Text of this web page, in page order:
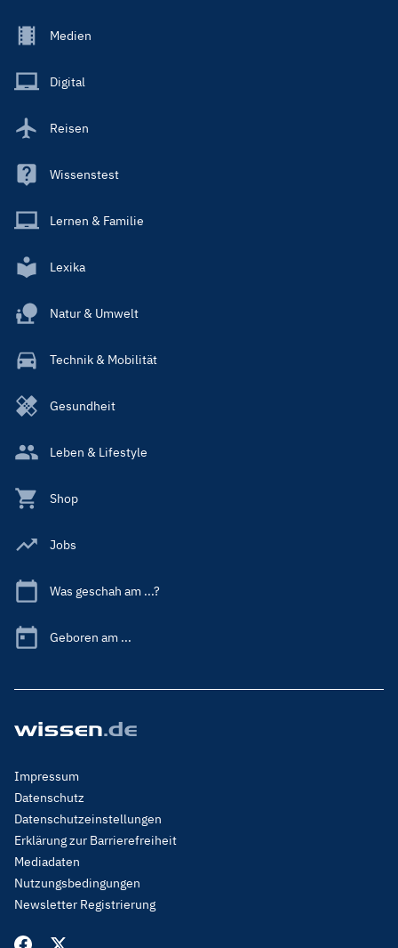
Footer
Main
Medien
Digital
Reisen
Wissenstest
Lernen & Familie
Lexika
Natur & Umwelt
Technik & Mobilität
Gesundheit
Leben & Lifestyle
Shop
Jobs
Was geschah am ...?
Geboren am ...
Footer
Menu
Legal
Impressum
Datenschutz
Datenschutzeinstellungen
Erklärung zur Barrierefreiheit
Mediadaten
Nutzungsbedingungen
Newsletter Registrierung